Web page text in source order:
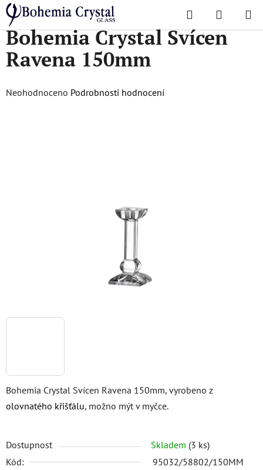
Přejít
na
obsah
Hledat
KOŠÍK
Domů
/ Doplňky Svícny / Bohemia Crystal Svícen Ravena 150mm
Bohemia Crystal Svícen Ravena 150mm, vyrobeno z
olovnatého křišťálu, možno mýt v myčce.
Dostupnost Skladem (3 ks)
Kód:
95032/58802/150MM
Bohemia Crystal Svícen
Ravena 150mm
Průměrné
Neohodnoceno Podrobnosti hodnocení